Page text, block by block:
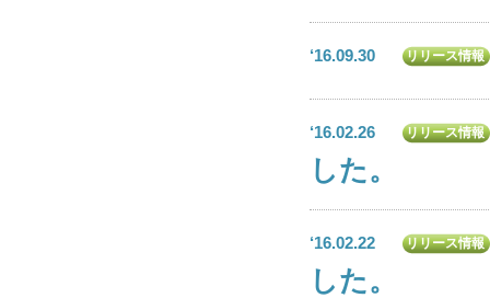
‘16.09.30 リリース情報
‘16.02.26 リリース情報
した。
‘16.02.22 リリース情報
した。